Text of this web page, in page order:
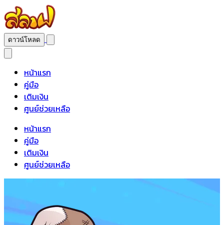
ดาวน์โหลด
หน้าแรก
คู่มือ
เติมเงิน
ศูนย์ช่วยเหลือ
หน้าแรก
คู่มือ
เติมเงิน
ศูนย์ช่วยเหลือ